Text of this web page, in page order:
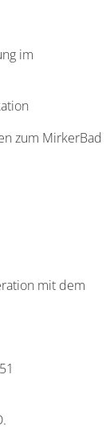
im
zum MirkerBad
mit dem